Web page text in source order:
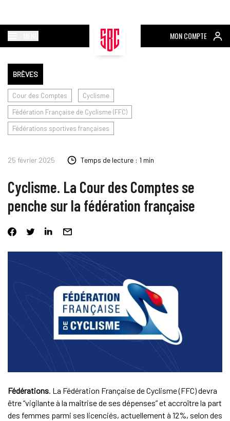
MON COMPTE
BRÈVES
Cour des Comptes
Cyclisme
Fédération Française de Cyclisme (FFC)
Fédérations sportives françaises
25 février 2025 Temps de lecture : 1 min
Cyclisme. La Cour des Comptes se
penche sur la fédération française
Fédérations. La Fédération Française de Cyclisme (FFC) devra
être “vigilante à la maîtrise de ses dépenses” et accroître la part
des femmes parmi ses licenciés, actuellement à 12%, selon des